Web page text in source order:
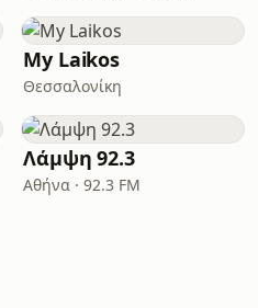
My Laikos
Θεσσαλονίκη
Λάμψη 92.3
Αθήνα · 92.3 FM